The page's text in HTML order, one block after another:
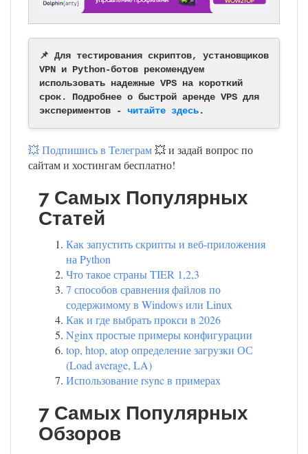
📌 Для тестирования скриптов, установщиков
VPN и Python-ботов рекомендуем
использовать надежные VPS на короткий
срок. Подробнее о быстрой аренде VPS для
экспериментов - читайте здесь.
💥 Подпишись в Телеграм💥 и задай вопрос по
сайтам и хостингам бесплатно!
7 Самых Популярных
Статей
Как запустить скрипты и веб-приложения
на Python
Что такое страны TIER 1,2,3
7 способов сравнения файлов по
содержимому в Windows или Linux
Как и где выбрать прокси в 2026
Nginx простые примеры конфигурации
top, htop, atop определение загрузки ОС
(Load average, LA)
Использование rsync в примерах
7 Самых Популярных
Обзоров